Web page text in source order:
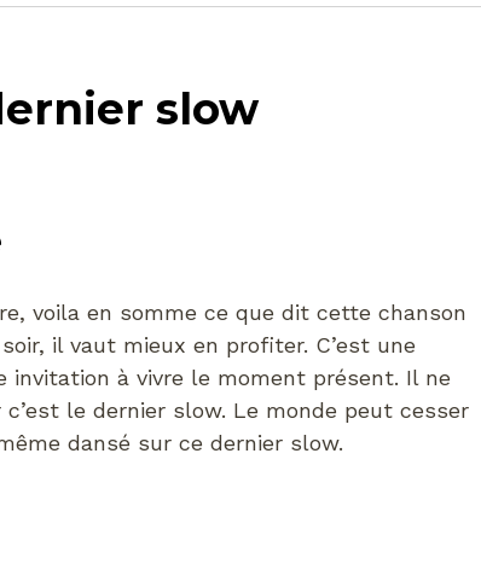
slow
voila en somme ce que dit cette chanson
il vaut mieux en profiter. C’est une
invitation à vivre le moment présent. Il ne
le dernier slow. Le monde peut cesser
dansé sur ce dernier slow.